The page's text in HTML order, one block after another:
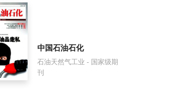
中国石油石化
石油天然气工业 - 国家级期
刊